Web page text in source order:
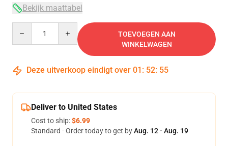
Bekijk maattabel
TOEVOEGEN AAN
WINKELWAGEN
Deze uitverkoop eindigt over 01 : 52: 54
Deliver to United States
Cost to ship:$6.99
Standard - Order today to get byAug. 12 - Aug. 19